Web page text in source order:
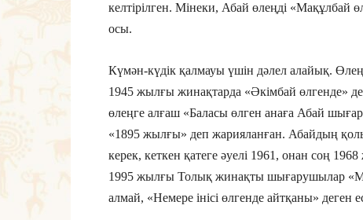
келтірілген. Мінеки, Абай өлеңді «Мақұлбай
осы.
Күмән-күдік қалмауы үшін дәлел алайық.
1945 жылғы жинақтарда «Әкімбай өлгенде»
өлеңге алғаш «Баласы өлген анаға Абай
«1895 жылғы» деп жарияланған. Абайдың
керек, кеткен қатеге әуелі 1961, онан соң
1995 жылғы Толық жинақты шығарушылар
алмай, «Немере інісі өлгенде айтқаны» деген